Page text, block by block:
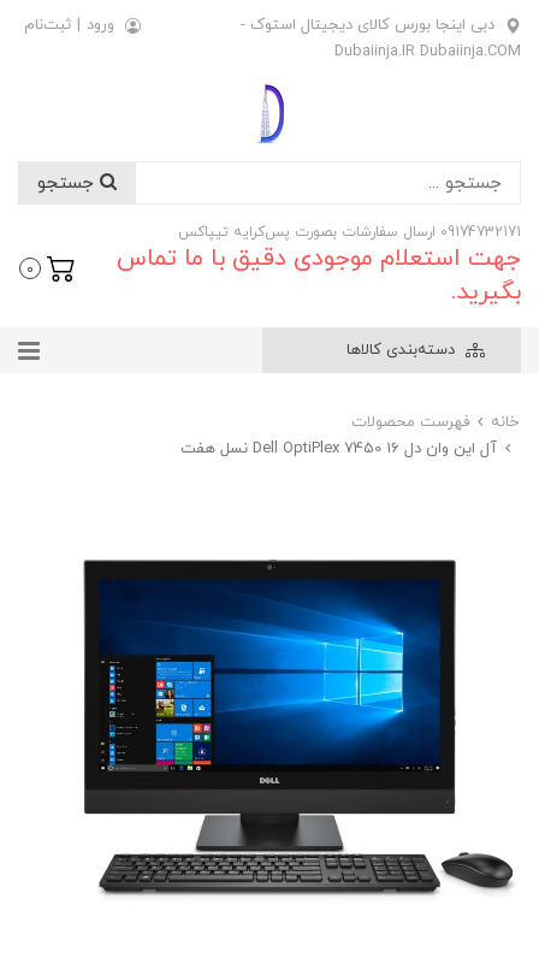
دبی اینجا بورس کالای دیجیتال استوک -
Dubaiinja.IR Dubaiinja.COM
ورود | ثبت‌نام
09174732171 ارسال سفارشات بصورت پس‌کرایه تیپاکس
جهت استعلام موجودی دقیق با ما تماس
بگیرید.
0
دسته‌بندی کالاها
خانه
فهرست محصولات
آل این وان دل 16 Dell OptiPlex 7450 نسل هفت